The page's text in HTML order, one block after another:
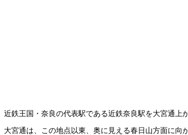
近鉄王国・奈良の代表駅である近鉄奈良駅を大宮通上
大宮通は、この地点以東、奥に見える春日山方面に向